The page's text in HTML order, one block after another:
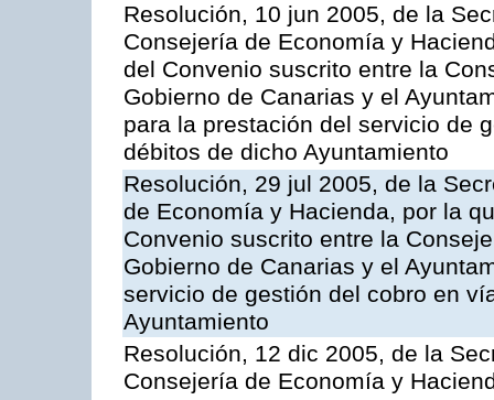
Resolución, 10 jun 2005, de la
Consejería de Economía y
del Convenio suscrito entre la
Gobierno de Canarias y el
para la prestación del servicio de
débitos de dicho Ayuntamiento
Resolución, 29 jul 2005, de la
de Economía y Hacienda, por la
Convenio suscrito entre la
Gobierno de Canarias y el
servicio de gestión del cobro en
Ayuntamiento
Resolución, 12 dic 2005, de la
Consejería de Economía y